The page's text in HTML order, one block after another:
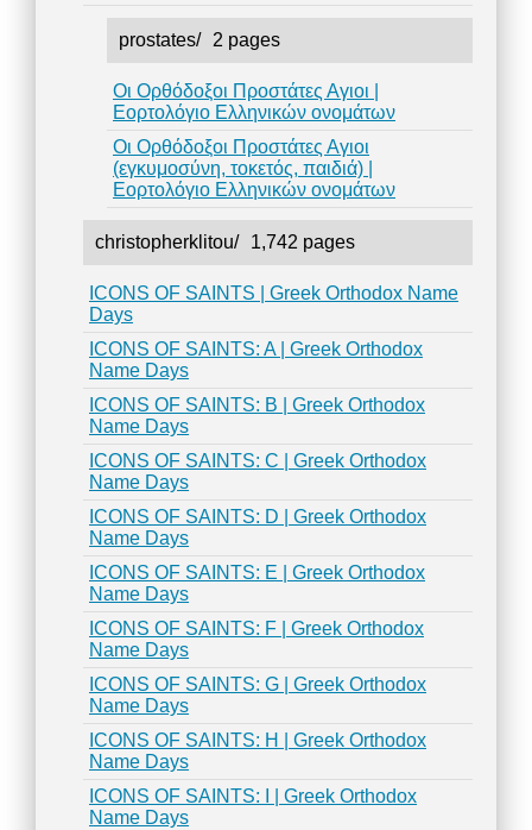
prostates/ 2 pages
Οι Ορθόδοξοι Προστάτες Αγιοι |
Εορτολόγιο Ελληνικών ονομάτων
Οι Ορθόδοξοι Προστάτες Αγιοι
(εγκυμοσύνη, τοκετός, παιδιά) |
Εορτολόγιο Ελληνικών ονομάτων
christopherklitou/ 1,742 pages
ICONS OF SAINTS | Greek Orthodox Name
Days
ICONS OF SAINTS: A | Greek Orthodox
Name Days
ICONS OF SAINTS: B | Greek Orthodox
Name Days
ICONS OF SAINTS: C | Greek Orthodox
Name Days
ICONS OF SAINTS: D | Greek Orthodox
Name Days
ICONS OF SAINTS: E | Greek Orthodox
Name Days
ICONS OF SAINTS: F | Greek Orthodox
Name Days
ICONS OF SAINTS: G | Greek Orthodox
Name Days
ICONS OF SAINTS: H | Greek Orthodox
Name Days
ICONS OF SAINTS: I | Greek Orthodox
Name Days